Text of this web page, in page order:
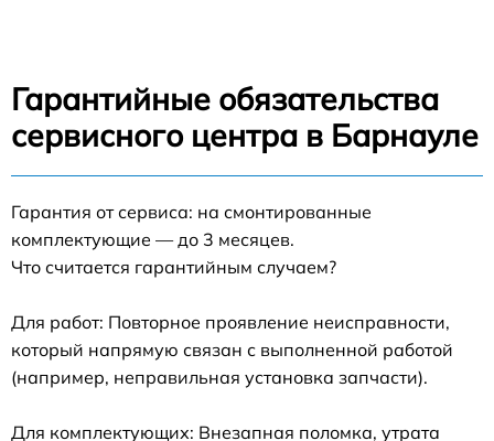
Гарантийные обязательства
сервисного центра в Барнауле
Гарантия от сервиса: на смонтированные
комплектующие — до 3 месяцев.
Что считается гарантийным случаем?
Для работ: Повторное проявление неисправности,
который напрямую связан с выполненной работой
(например, неправильная установка запчасти).
Для комплектующих: Внезапная поломка, утрата